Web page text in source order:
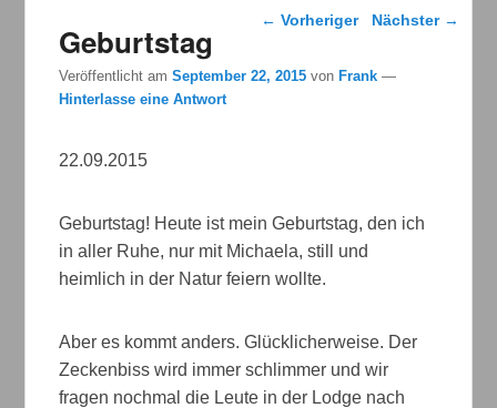
Beitragsnavigation
← Vorheriger Nächster →
Geburtstag
Veröffentlicht amSeptember 22, 2015 vonFrank —
Hinterlasse eine Antwort
22.09.2015
Geburtstag! Heute ist mein Geburtstag, den ich
in aller Ruhe, nur mit Michaela, still und
heimlich in der Natur feiern wollte.
Aber es kommt anders. Glücklicherweise. Der
Zeckenbiss wird immer schlimmer und wir
fragen nochmal die Leute in der Lodge nach